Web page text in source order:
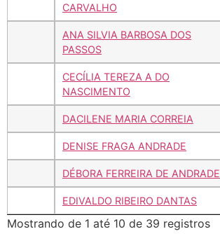
CARVALHO
ANA SILVIA BARBOSA DOS
PASSOS
CECÍLIA TEREZA A DO
NASCIMENTO
DACILENE MARIA CORREIA
DENISE FRAGA ANDRADE
DÉBORA FERREIRA DE ANDRADE
EDIVALDO RIBEIRO DANTAS
Mostrando de 1 até 10 de 39 registros